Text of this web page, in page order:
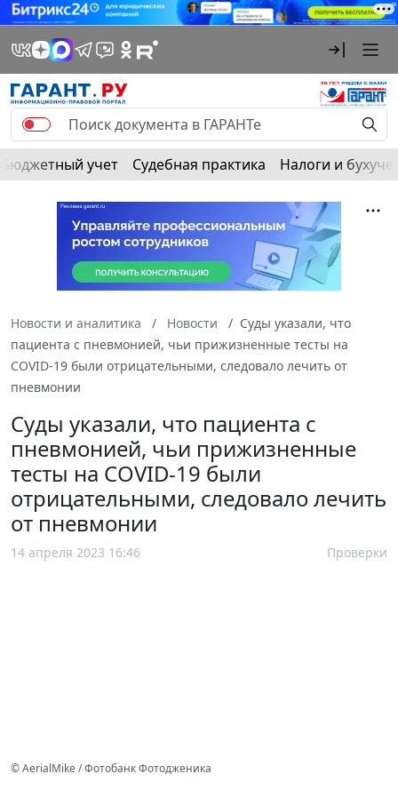
Бюджетный учет Судебная практика Налоги и
Новости и аналитика Новости
Суды указали, что
пациента с пневмонией, чьи прижизненные тесты на
COVID-19 были отрицательными, следовало лечить от
пневмонии
Суды указали, что пациента с
пневмонией, чьи прижизненные
тесты на COVID-19 были
отрицательными, следовало лечить
от пневмонии
14 апреля 2023 16:46 Проверки
© AerialMike / Фотобанк Фотодженика